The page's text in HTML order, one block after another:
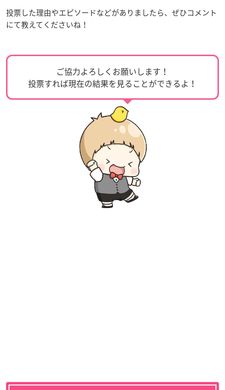
投票した理由やエピソードなどがありましたら、ぜひコメント
にて教えてくださいね！
ご協力よろしくお願いします！
投票すれば現在の結果を見ることができるよ！